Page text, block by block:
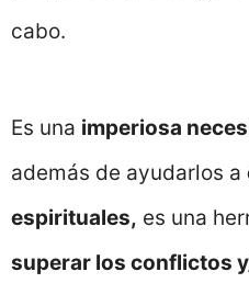
cabo.
Es una imperiosa
además de ayudarlos a
espirituales, es una
superar los conflictos